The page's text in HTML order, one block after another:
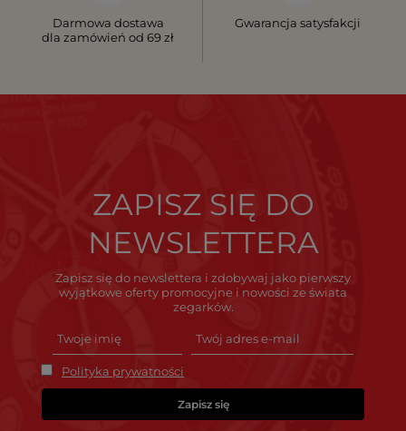
Darmowa dostawa
dla zamówień od 69 zł
Gwarancja satysfakcji
ZAPISZ SIĘ DO
NEWSLETTERA
Zapisz się do newslettera i zdobywaj jako pierwszy
wyjątkowe oferty promocyjne i nowości ze świata
zegarków.
Polityka prywatności
Zapisz się